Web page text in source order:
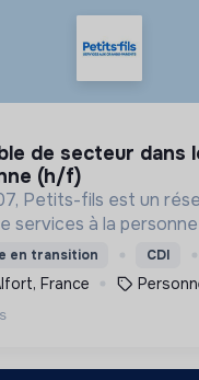
(h/f)
Petits-fils est un
services à la
domicile pour les
en transition CDI
France